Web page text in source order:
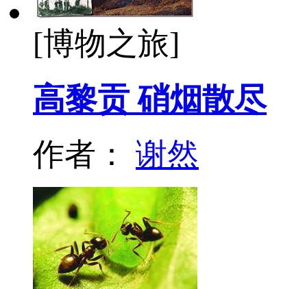
[博物之旅]
高黎贡 硝烟散尽
作者： 谢然